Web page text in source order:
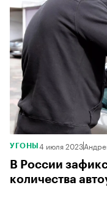
УГОНЫ 4 июля 2023
В России
количества